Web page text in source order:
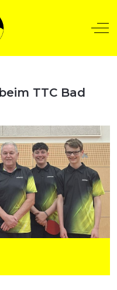
TTC Bad